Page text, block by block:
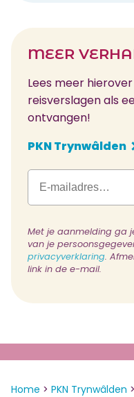
MEER
Lees meer
reisverslagen als
ontvangen!
PKN Trynwâlden
Met je aanmelding ga
van je
privacyverklaring.
link in de e-mail.
Home > PKN Trynwâlden >